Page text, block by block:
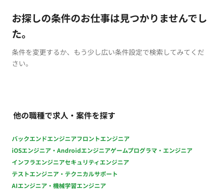
お探しの条件のお仕事は見つかりませんでし
た。
条件を変更するか、もう少し広い条件設定で検索してみてくだ
さい。
他の職種で求人・案件を探す
バックエンドエンジニアフロントエンジニア
iOSエンジニア・Androidエンジニアゲームプログラマ・エンジニア
インフラエンジニアセキュリティエンジニア
テストエンジニア・テクニカルサポート
AIエンジニア・機械学習エンジニア